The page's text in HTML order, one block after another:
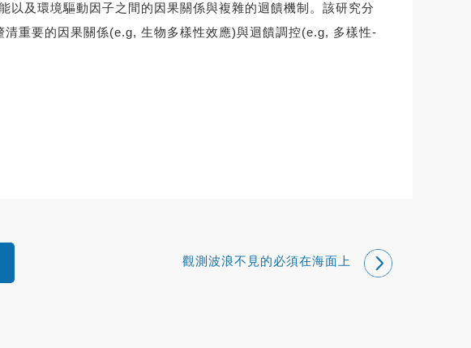
及環境驅動因子之間的因果關係與複雜的迴饋機制。該研究分
重要的因果關係(e.g, 生物多樣性效應)與迴饋調控(e.g, 多樣性-
觀測波浪不見的必須在海面上